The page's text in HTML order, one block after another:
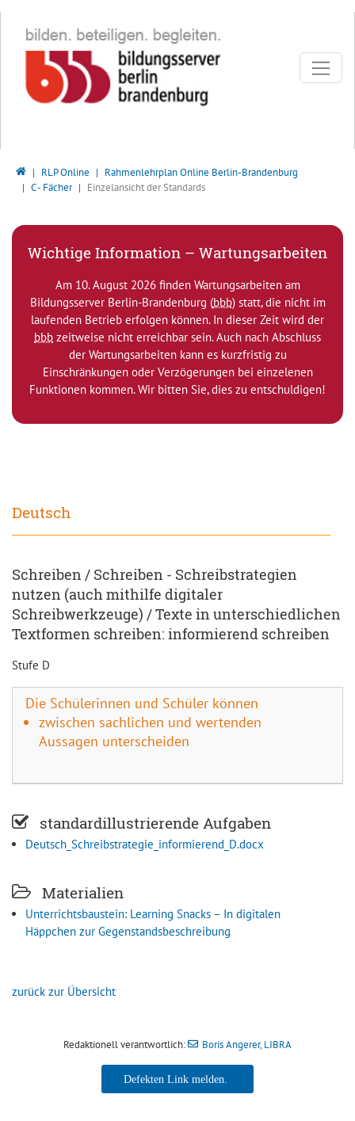
Bildungsserver Berlin - Brandenburg
RLP Online
Rahmenlehrplan Online Berlin-Brandenburg
C - Fächer
Einzelansicht der Standards
Wichtige Information – Wartungsarbeiten
Am 10. August 2026 finden Wartungsarbeiten am
Bildungsserver Berlin-Brandenburg (bbb) statt, die nicht im
laufenden Betrieb erfolgen können. In dieser Zeit wird der
bbb zeitweise nicht erreichbar sein. Auch nach Abschluss
der Wartungsarbeiten kann es kurzfristig zu
Einschränkungen oder Verzögerungen bei einzelenen
Funktionen kommen. Wir bitten Sie, dies zu entschuldigen!
Deutsch
Schreiben / Schreiben - Schreibstrategien
nutzen (auch mithilfe digitaler
Schreibwerkzeuge) / Texte in unterschiedlichen
Textformen schreiben: informierend schreiben
Stufe D
Die Schülerinnen und Schüler können
zwischen sachlichen und wertenden
Aussagen unterscheiden
standardillustrierende Aufgaben
Deutsch_Schreibstrategie_informierend_D.docx
Materialien
Unterrichtsbaustein: Learning Snacks – In digitalen
Häppchen zur Gegenstandsbeschreibung
zurück zur Übersicht
Redaktionell verantwortlich: Boris Angerer, LIBRA
Boris Angerer, LIBRA